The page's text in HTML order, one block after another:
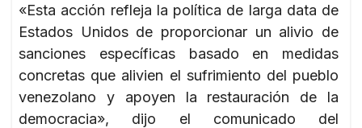
«Esta acción refleja la política de larga data de
Estados Unidos de proporcionar un alivio de
sanciones específicas basado en medidas
concretas que alivien el sufrimiento del pueblo
venezolano y apoyen la restauración de la
democracia», dijo el comunicado del